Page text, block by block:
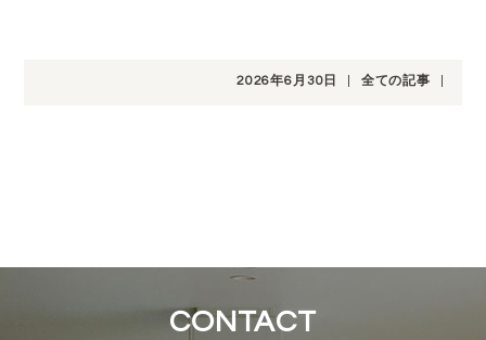
2026年6月30日 全ての記事
CONTACT